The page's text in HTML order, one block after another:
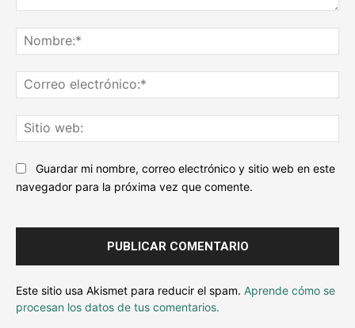
tu
comentario...
Guardar mi nombre, correo electrónico y sitio web en este
navegador para la próxima vez que comente.
Este sitio usa Akismet para reducir el spam. Aprende cómo se
procesan los datos de tus comentarios.